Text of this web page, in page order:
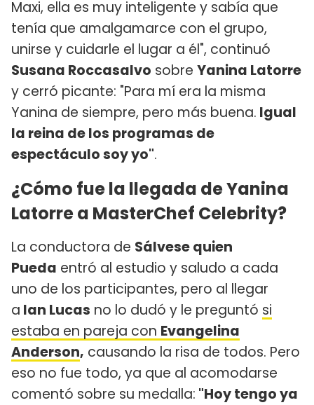
Maxi, ella es muy inteligente y sabía que
tenía que amalgamarce con el grupo,
unirse y cuidarle el lugar a él", continuó
Susana Roccasalvo sobre Yanina Latorre
y cerró picante: "Para mí era la misma
Yanina de siempre, pero más buena. Igual
la reina de los programas de
espectáculo soy yo".
¿Cómo fue la llegada de Yanina
Latorre a MasterChef Celebrity?
La conductora de Sálvese quien
Pueda entró al estudio y saludo a cada
uno de los participantes, pero al llegar
a Ian Lucas no lo dudó y le preguntó si
estaba en pareja con Evangelina
Anderson, causando la risa de todos. Pero
eso no fue todo, ya que al acomodarse
comentó sobre su medalla: "Hoy tengo ya